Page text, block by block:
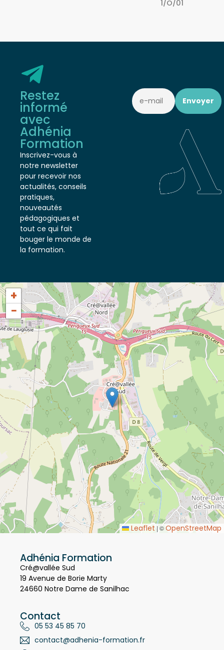
Restez
informé
avec
Adhénia
Formation
Inscrivez-vous à
notre newsletter
pour recevoir nos
actualités, conseils
pratiques,
nouveautés
pédagogiques et
tout ce qui fait
bouger le monde de
la formation.
+
−
Leaflet | © OpenStreetMap
Adhénia Formation
Cré@vallée Sud
19 Avenue de Borie Marty
24660 Notre Dame de Sanilhac
Contact
05 53 45 85 70
contact@adhenia-formation.fr